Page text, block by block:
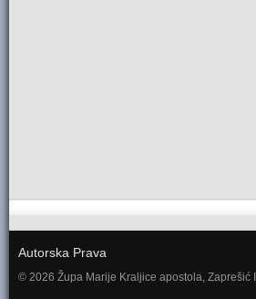
Autorska Prava
© 2026 Župa Marije Kraljice apostola, Zaprešić